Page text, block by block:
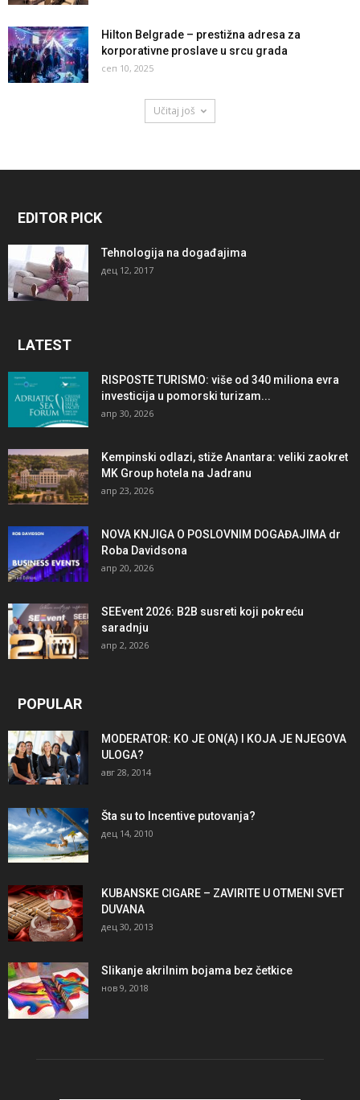
Hilton Belgrade – prestižna adresa za
korporativne proslave u srcu grada
сеп 10, 2025
Učitaj još
EDITOR PICK
Tehnologija na događajima
дец 12, 2017
LATEST
RISPOSTE TURISMO: više od 340 miliona evra
investicija u pomorski turizam...
апр 30, 2026
Kempinski odlazi, stiže Anantara: veliki zaokret
MK Group hotela na Jadranu
апр 23, 2026
NOVA KNJIGA O POSLOVNIM DOGAĐAJIMA dr
Roba Davidsona
апр 20, 2026
SEEvent 2026: B2B susreti koji pokreću
saradnju
апр 2, 2026
POPULAR
MODERATOR: KO JE ON(A) I KOJA JE NJEGOVA
ULOGA?
авг 28, 2014
Šta su to Incentive putovanja?
дец 14, 2010
KUBANSKE CIGARE – ZAVIRITE U OTMENI SVET
DUVANA
дец 30, 2013
Slikanje akrilnim bojama bez četkice
нов 9, 2018